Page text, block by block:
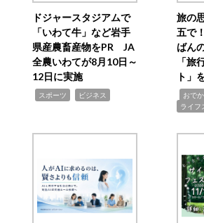
ドジャースタジアムで
「いわて牛」など岩手
県産農畜産物をPR JA
全農いわてが8月10日～
12日に実施
スポーツ ビジネス
旅の
五で
ばん
「旅
ト」
おで
ライフ